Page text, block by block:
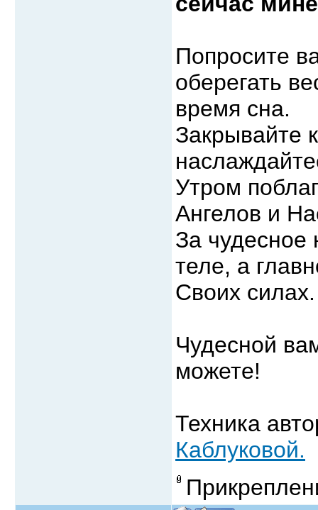
Попросите
оберегать
время сна.
Закрывайте
Утром
Ангелов и
За чудесное
теле, а
Своих силах.
Чудесной
можете!
Техника
Каблуковой.